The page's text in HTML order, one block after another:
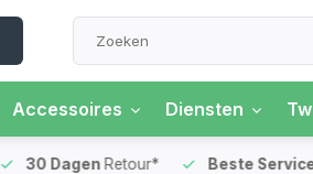
Accessoires Diensten
30 DagenRetour* Beste Service